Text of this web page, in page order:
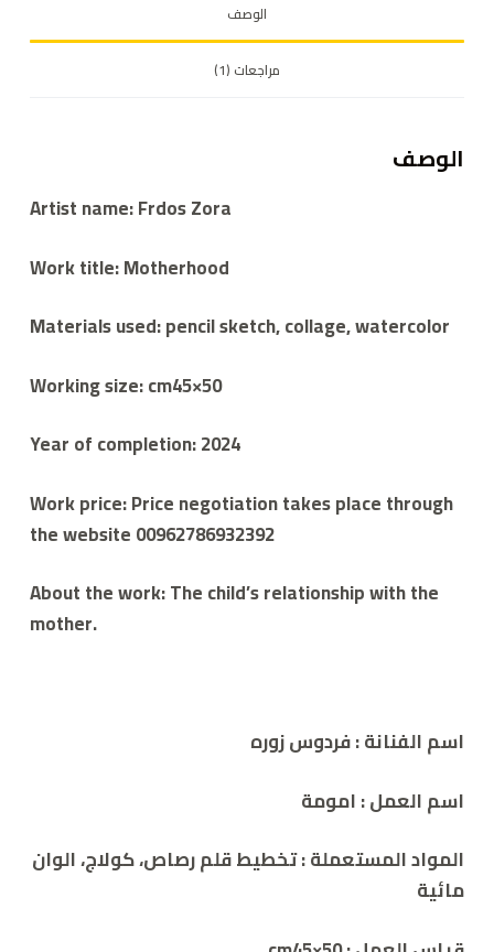
الوصف
مراجعات (1)
الوصف
Artist name: Frdos Zora
Work title: Motherhood
Materials used: pencil sketch, collage, watercolor
Working size: cm45×50
Year of completion: 2024
Work price: Price negotiation takes place through
the website 00962786932392
About the work: The child’s relationship with the
mother.
اسم الفنانة :فردوس زوره
اسم العمل :امومة
المواد المستعملة :تخطيط قلم رصاص، كولاج، الوان
مائية